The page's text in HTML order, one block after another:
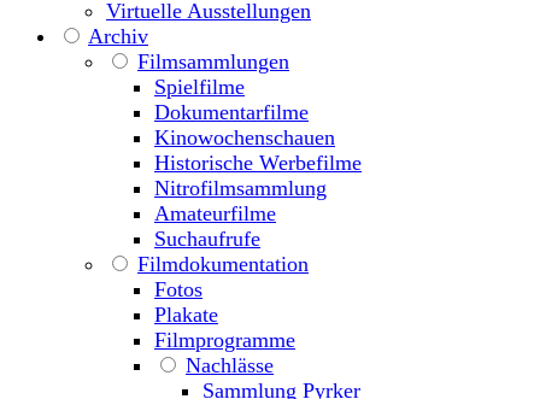
Virtuelle Ausstellungen
Archiv
Filmsammlungen
Spielfilme
Dokumentarfilme
Kinowochenschauen
Historische Werbefilme
Nitrofilmsammlung
Amateurfilme
Suchaufrufe
Filmdokumentation
Fotos
Plakate
Filmprogramme
Nachlässe
Sammlung Pyrker